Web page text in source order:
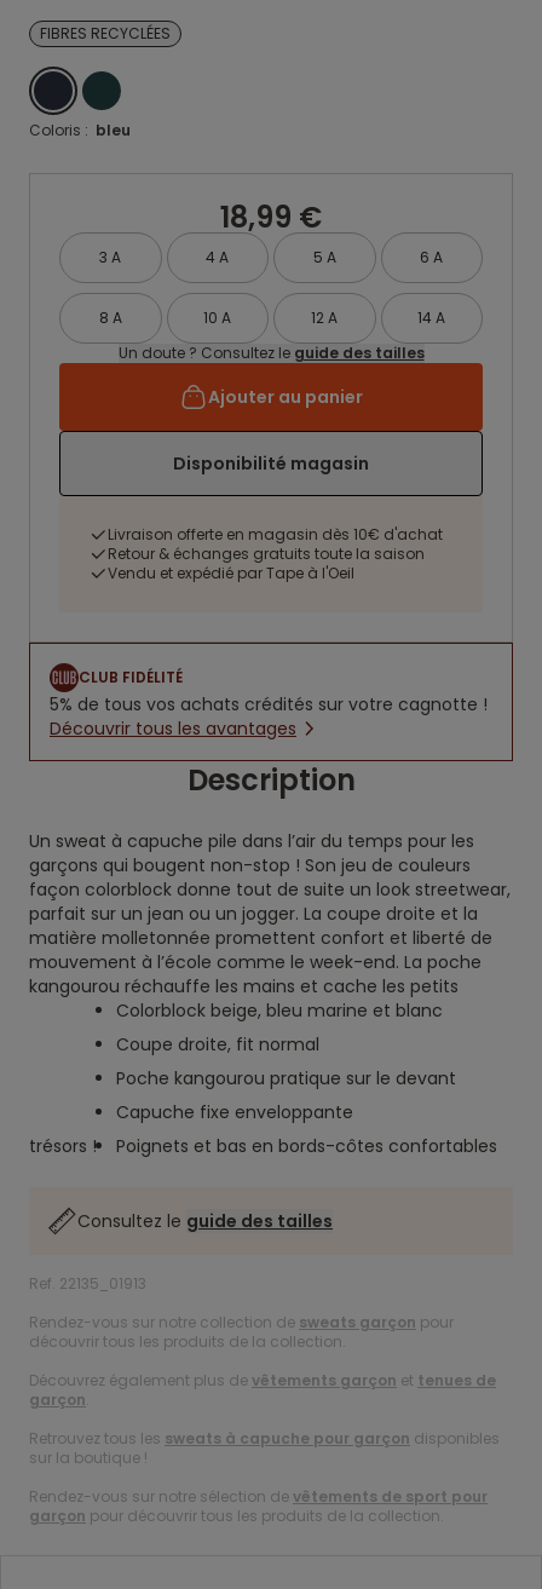
FIBRES RECYCLÉES
BLEUVERT
Coloris : bleu
18,99 €
3 A 4 A 5 A 6 A
8 A 10 A 12 A
14 A
Un doute ? Consultez le guide des tailles
Ajouter au panier
Disponibilité magasin
Livraison offerte en magasin dès 10€ d'achat
Retour & échanges gratuits toute la saison
Vendu et expédié par Tape à l'Oeil
CLUB FIDÉLITÉ
5% de tous vos achats crédités sur votre cagnotte !
Découvrir tous les avantages
Description
Un sweat à capuche pile dans l’air du temps pour les
garçons qui bougent non-stop ! Son jeu de couleurs
façon colorblock donne tout de suite un look streetwear,
parfait sur un jean ou un jogger. La coupe droite et la
matière molletonnée promettent confort et liberté de
mouvement à l’école comme le week-end. La poche
kangourou réchauffe les mains et cache les petits
trésors !
Colorblock beige, bleu marine et blanc
Coupe droite, fit normal
Poche kangourou pratique sur le devant
Capuche fixe enveloppante
Poignets et bas en bords-côtes confortables
Consultez le guide des tailles
Ref. 22135_01913
Rendez-vous sur notre collection de sweats garçon pour
découvrir tous les produits de la collection.
Découvrez également plus devêtements garçon et tenues de
garçon.
Retrouvez tous les sweats à capuche pour garçon disponibles
sur la boutique !
Rendez-vous sur notre sélection devêtements de sport pour
garçon pour découvrir tous les produits de la collection.